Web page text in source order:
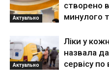
Актуально
створено
минулого
Актуально
Ліки у
назвала
сервісу по